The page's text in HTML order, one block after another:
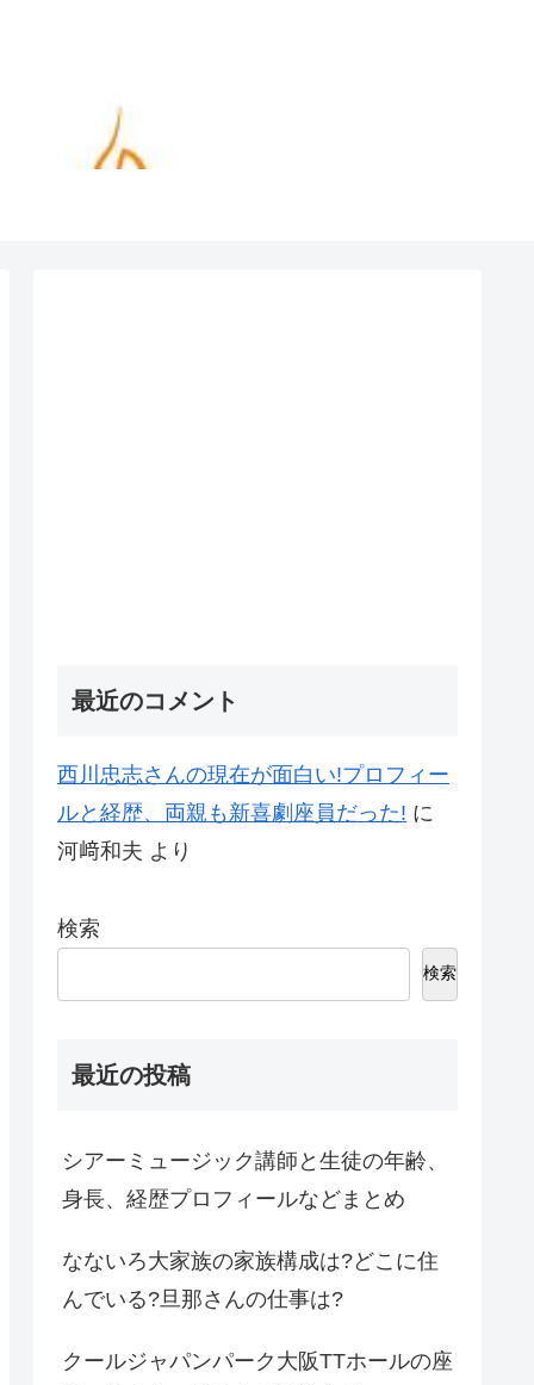
最近のコメント
西川忠志さんの現在が面白い!プロフィー
ルと経歴、両親も新喜劇座員だった! に
河﨑和夫 より
検索
検索
最近の投稿
シアーミュージック講師と生徒の年齢、
身長、経歴プロフィールなどまとめ
なないろ大家族の家族構成は?どこに住
んでいる?旦那さんの仕事は?
クールジャパンパーク大阪TTホールの座